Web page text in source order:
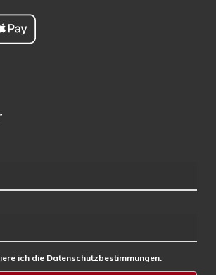
ich die Datenschutzbestimmungen.